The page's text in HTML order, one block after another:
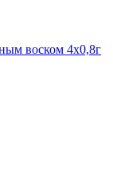
воском 4х0,8г